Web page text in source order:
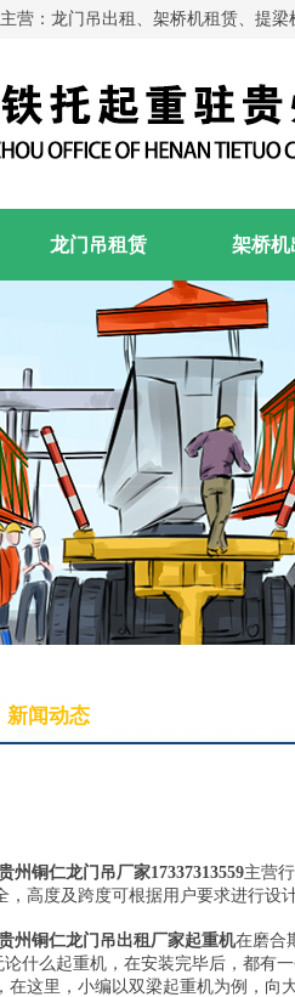
营：龙门吊出租、架桥机租赁、提梁
龙门吊租赁 架桥机
新闻动态
州铜仁龙门吊厂家17337313559主营
，高度及跨度可根据用户要求进行设
州铜仁龙门吊出租厂家起重机在磨合
么起重机，在安装完毕后，都有一
在这里，小编以双梁起重机为例，向